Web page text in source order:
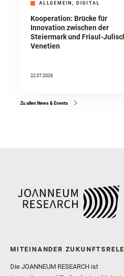
ALLGEMEIN, DIGITAL
Kooperation: Brücke für
Innovation zwischen der
Steiermark und Friaul-
Venetien
22.07.2026
Zu allen News & Events
MITEINANDER
Die JOANNEUM RESEARCH ist